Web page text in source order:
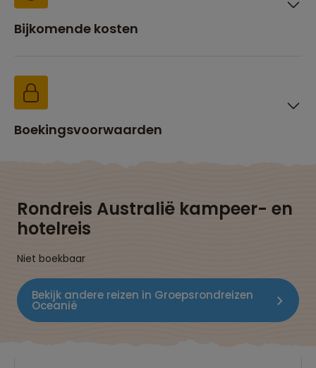
Bijkomende kosten
Boekingsvoorwaarden
Rondreis Australië kampeer- en
hotelreis
Niet boekbaar
Bekijk andere reizen in Groepsrondreizen
Oceanië